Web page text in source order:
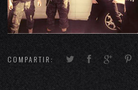
COMPARTIR: